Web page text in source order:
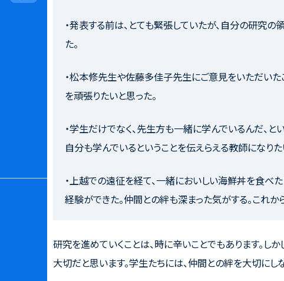
・発表する前は、とても緊張していたが、自分の研究
た。
・松本修先生や佐藤多佳子先生にご意見をいただいた
を頑張りたいと思った。
・学生だけでなく、先生方も一緒に学んでいるんだ、と
自分も学んでいるということを伝えらえる教師になりた
・上越での遠征を経て、一緒においしい海鮮丼を食べ
経験ができた。仲間との絆も深まった気がする。これか
研究を進めていくことは、時に辛いことでもあります。し
大切だと思います。学生たちには、仲間との絆を大切にし